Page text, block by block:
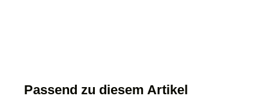
Passend zu diesem Artikel